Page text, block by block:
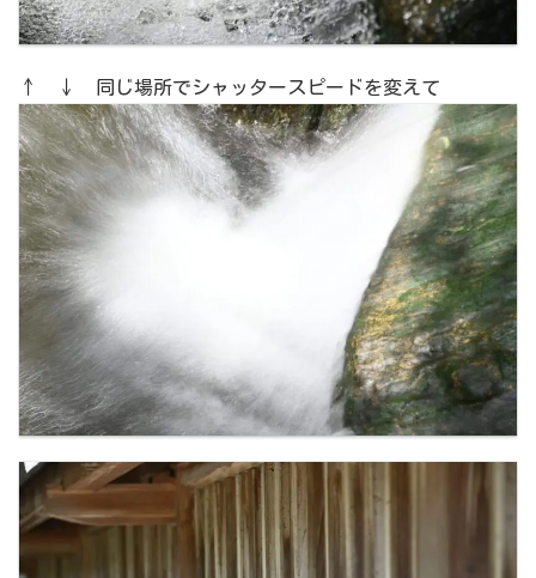
↑ ↓ 同じ場所でシャッタースピードを変えて